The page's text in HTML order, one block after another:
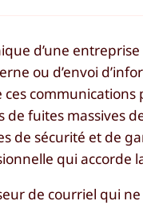
d’une
ou d’envoi
de fuites massives
de sécurité et de
qui accorde
de courriel qui